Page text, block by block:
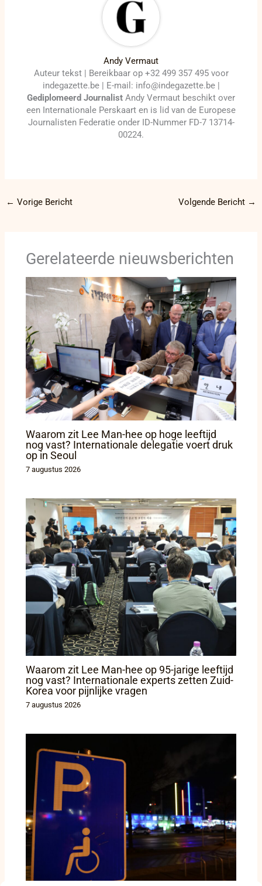
Andy Vermaut
Auteur tekst | Bereikbaar op +32 499 357 495 voor
indegazette.be | E-mail: info@indegazette.be |
Gediplomeerd Journalist Andy Vermaut beschikt over
een Internationale Perskaart en is lid van de Europese
Journalisten Federatie onder ID-Nummer FD-7 13714-
00224.
← Vorige Bericht Volgende Bericht →
Gerelateerde nieuwsberichten
Waarom zit Lee Man-hee op hoge leeftijd
nog vast? Internationale delegatie voert druk
op in Seoul
7 augustus 2026
Waarom zit Lee Man-hee op 95-jarige leeftijd
nog vast? Internationale experts zetten Zuid-
Korea voor pijnlijke vragen
7 augustus 2026